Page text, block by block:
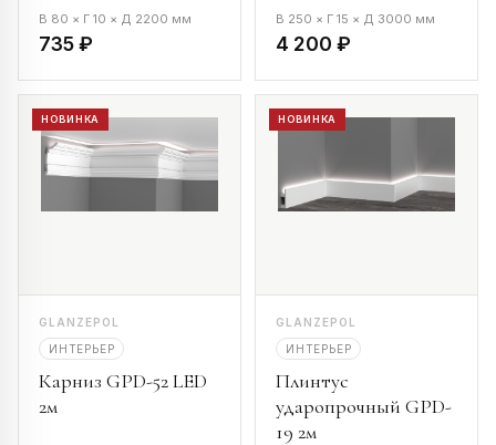
В 80 × Г 10 × Д 2200 мм
735 ₽
В 250 × Г 15 × Д 3000 мм
4 200 ₽
НОВИНКА
GLANZEPOL
ИНТЕРЬЕР
Карниз GPD-52 LED
2м
НОВИНКА
GLANZEPOL
ИНТЕРЬЕР
Плинтус
ударопрочный GPD-
19 2м